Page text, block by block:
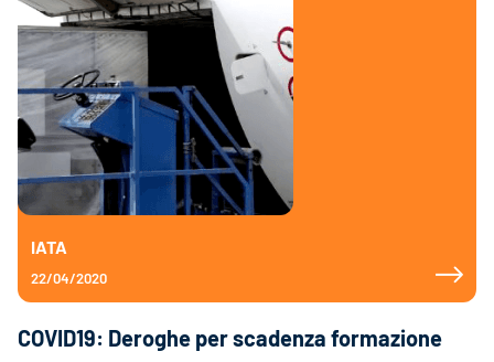
IATA
22/04/2020
COVID19: Deroghe per scadenza formazione